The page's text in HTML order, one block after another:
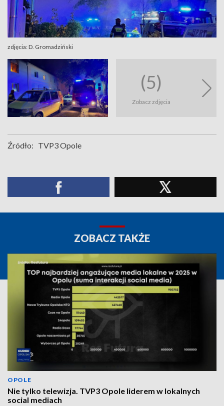
zdjęcia: D. Gromadziński
(5)
Zobacz zdjęcia
Źródło: TVP3 Opole
ZOBACZ TAKŻE
OPOLE
Nie tylko telewizja. TVP3 Opole liderem w lokalnych
social mediach